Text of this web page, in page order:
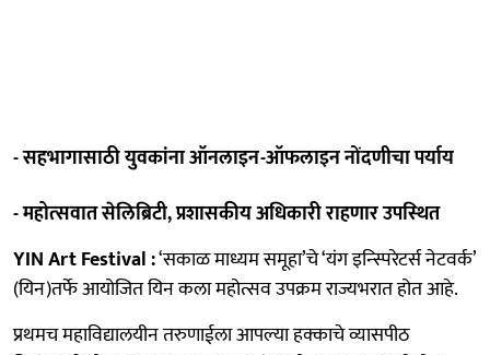
- सहभागासाठी युवकांना ऑनलाइन-ऑफलाइन नोंदणीचा पर्याय
- महोत्‍सवात सेलिब्रिटी, प्रशासकीय अधिकारी राहणार उपस्‍थित
YIN Art Festival :‘सकाळ माध्यम समूहा’चे ‘यंग इन्स्पिरेटर्स नेटवर्क’
(यिन)तर्फे आयोजित यिन कला महोत्सव उपक्रम राज्यभरात होत आहे.
प्रथमच महाविद्यालयीन तरुणाईला आपल्या हक्काचे व्यासपीठ